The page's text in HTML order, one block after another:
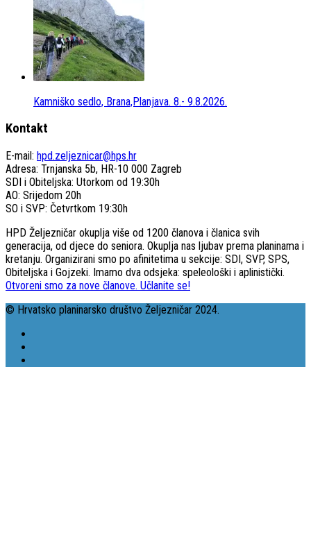
Kamniško sedlo, Brana,Planjava. 8.- 9.8.2026.
Kontakt
E-mail: hpd.zeljeznicar@hps.hr
Adresa: Trnjanska 5b, HR-10 000 Zagreb
SDI i Obiteljska: Utorkom od 19:30h
AO: Srijedom 20h
SO i SVP: Četvrtkom 19:30h
HPD Željezničar okuplja više od 1200 članova i članica svih
generacija, od djece do seniora. Okuplja nas ljubav prema planinama i
kretanju. Organizirani smo po afinitetima u sekcije: SDI, SVP, SPS,
Obiteljska i Gojzeki. Imamo dva odsjeka: speleološki i aplinistički.
Otvoreni smo za nove članove. Učlanite se!
© Hrvatsko planinarsko društvo Željezničar 2024.